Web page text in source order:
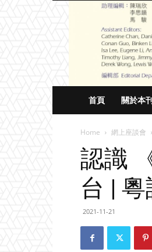
首頁 關於本
Home 網上座談會
認識
台 |
2021-11-21